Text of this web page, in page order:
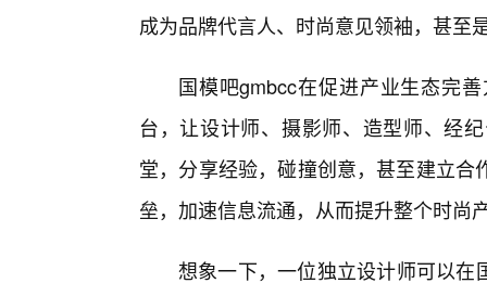
成为品牌代言人、时尚意见领袖，甚至
国模吧gmbcc在促进产业生态完
台，让设计师、摄影师、造型师、经
堂，分享经验，碰撞创意，甚至建立
垒，加速信息流通，从而提升整个时尚
想象一下，一位独立设计师可以